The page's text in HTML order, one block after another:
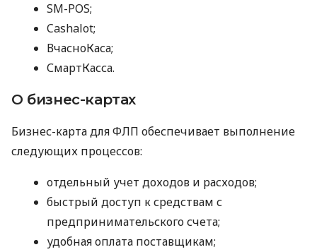
SM-POS;
Cashalot;
ВчасноКаса;
СмартКасса.
О бизнес-картах
Бизнес-карта для ФЛП обеспечивает выполнение
следующих процессов:
отдельный учет доходов и расходов;
быстрый доступ к средствам с
предпринимательского счета;
удобная оплата поставщикам;